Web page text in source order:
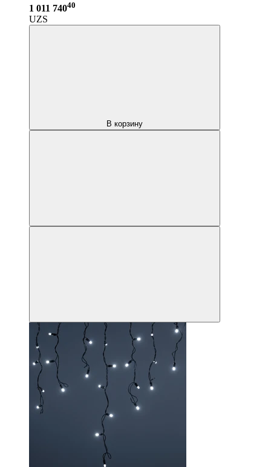
1 011 74040
UZS
В корзину